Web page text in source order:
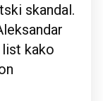
skandal.
kako